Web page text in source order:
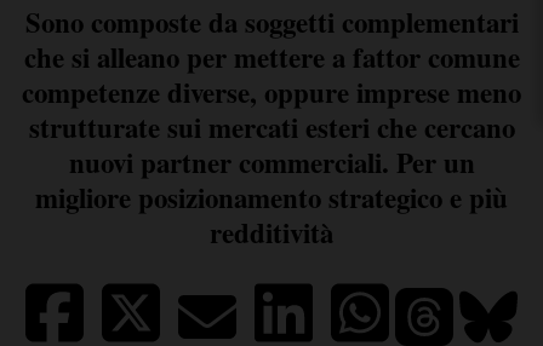
Sono composte da soggetti complementari
che si alleano per mettere a fattor comune
competenze diverse, oppure imprese meno
strutturate sui mercati esteri che cercano
nuovi partner commerciali. Per un
migliore posizionamento strategico e più
redditività